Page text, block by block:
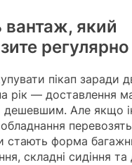
вантаж, який
регулярно
пікап заради
рік — доставлення
Але якщо
стають форма
складні сидіння